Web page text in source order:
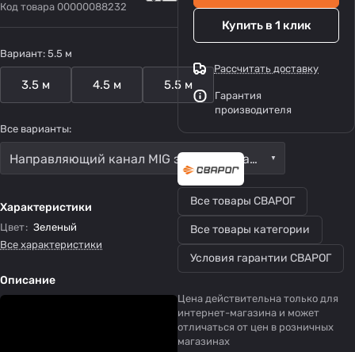
Код товара 00000088232
Вариант: 5.5 м
3.5 м 4.5 м 5.5 м
Все варианты:
Направляющий канал MIG зеленый стальной (2.0-2.4) 5.5 м
Характеристики
Цвет: Зеленый
Все характеристики
Описание
Купить в 1 клик
Рассчитать доставку
Гарантия
производителя
Все товары СВАРОГ
Все товары категории
Условия гарантии СВАРОГ
Цена действительна только для
интернет-магазина и может
отличаться от цен в розничных
магазинах